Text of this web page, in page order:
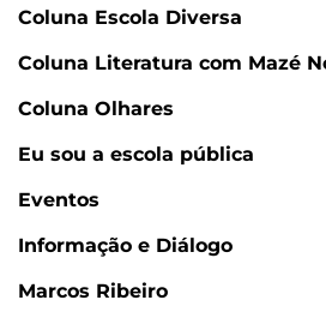
Coluna Escola Diversa
Coluna Literatura com Mazé
Coluna Olhares
Eu sou a escola pública
Eventos
Informação e Diálogo
Marcos Ribeiro